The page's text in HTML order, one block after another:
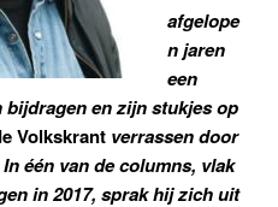
afgelope
n jaren
een
en zijn stukjes op
Volkskrant verrassen door
één van de columns, vlak
in 2017, sprak hij zich uit